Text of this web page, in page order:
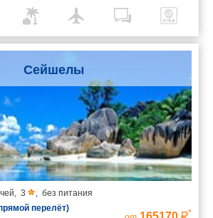
Сейшелы
3
без питания
перелёт)
*